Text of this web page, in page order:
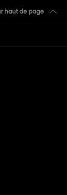
haut de page